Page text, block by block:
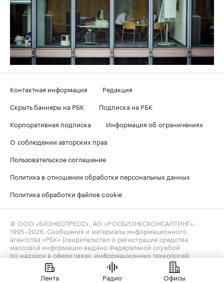
Контактная информация
Редакция
Скрыть баннеры на РБК
Подписка на РБК
Корпоративная подписка
Информация об ограничениях
О соблюдении авторских прав
Пользовательское соглашение
Политика в отношении обработки персональных данных
Политика обработки файлов cookie
© ООО «БИЗНЕСПРЕСС», АО «РОСБИЗНЕСКОНСАЛТИНГ»,
1995–2026. Сообщения и материалы информационного
агентства «РБК» (свидетельство о регистрации средства
массовой информации выдано Федеральной службой
по надзору в сфере связи, информационных технологий
и массовых коммуникаций (Роскомнадзор) 09.12.2015
за номером ИА №ФС77-63848) и сетевого издания «РБК»
(свидетельство о регистрации средства массовой информации
Лента Радио Офисы